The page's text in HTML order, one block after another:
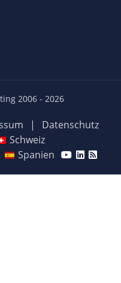
2006 - 2026
|
Datenschutz
Schweiz
Spanien